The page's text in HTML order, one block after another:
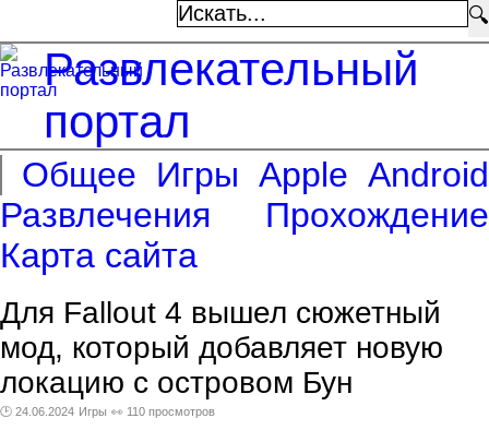
🔍
Развлекательный
портал
Общее Игры Apple Android
Развлечения
Прохождение
Карта сайта
Для Fallout 4 вышел сюжетный
мод, который добавляет новую
локацию с островом Бун
🕑 24.06.2024 Игры 👀 110 просмотров